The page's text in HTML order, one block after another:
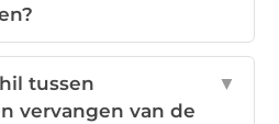
tussen
vervangen van de
▼